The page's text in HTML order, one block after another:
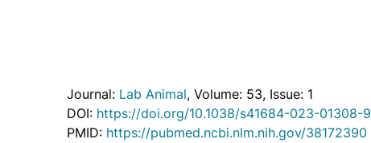
Journal: Lab Animal, Volume: 53, Issue: 1
DOI: https://doi.org/10.1038/s41684-023-01308-9
PMID: https://pubmed.ncbi.nlm.nih.gov/38172390